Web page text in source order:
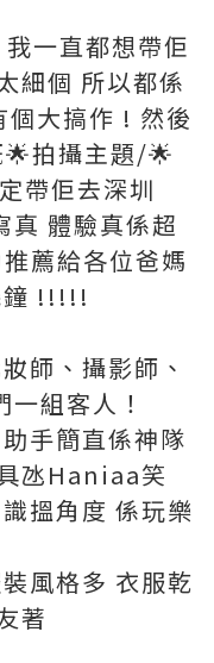
一直都想帶佢
細個 所以都係
大搞作 ! 然後
拍攝主題/🌟
帶佢去深圳
體驗真係超
薦給各位爸媽
鐘 !!!!!
師、攝影師、
組客人！
手簡直係神隊
氹Haniaa笑
搵角度 係玩樂
風格多 衣服乾
著